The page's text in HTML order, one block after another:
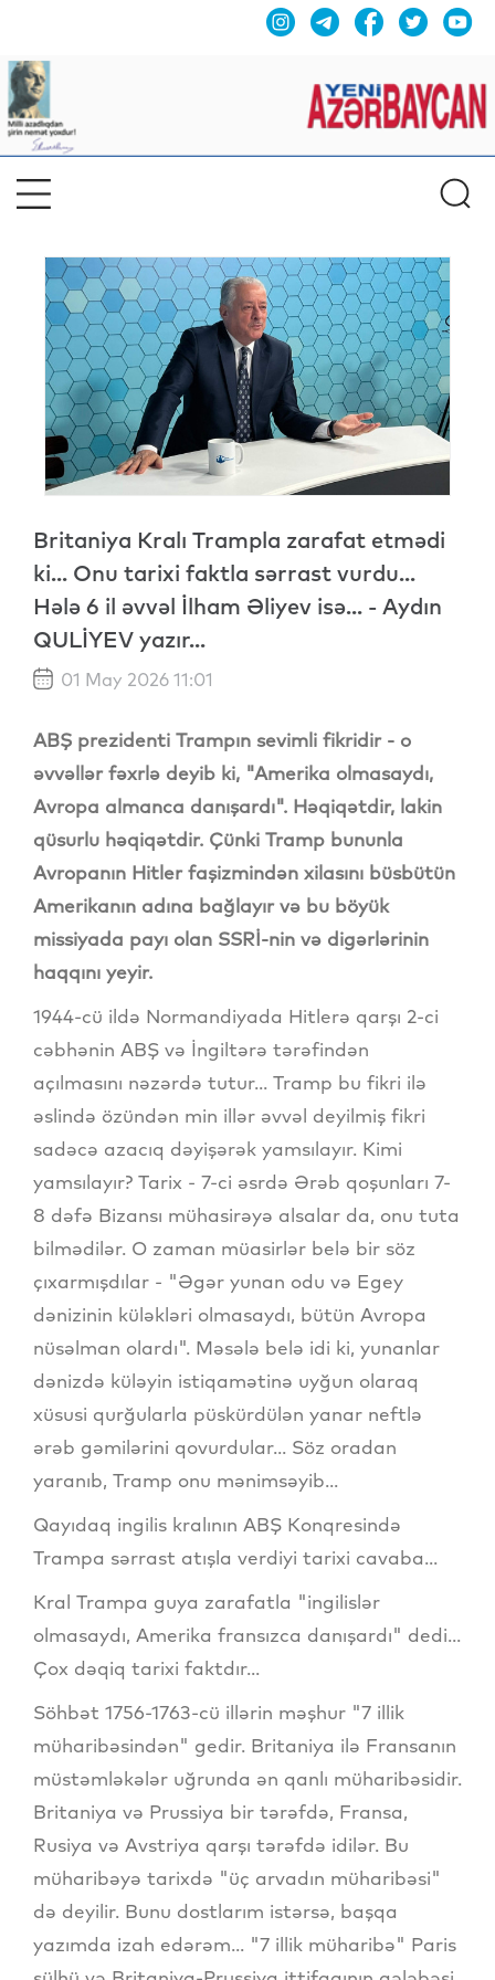
Britaniya Kralı Trampla zarafat etmədi
ki... Onu tarixi faktla sərrast vurdu...
Hələ 6 il əvvəl İlham Əliyev isə... - Aydın
QULİYEV yazır...
01 May 2026 11:01
ABŞ prezidenti Trampın sevimli fikridir - o
əvvəllər fəxrlə deyib ki, "Amerika olmasaydı,
Avropa almanca danışardı". Həqiqətdir, lakin
qüsurlu həqiqətdir. Çünki Tramp bununla
Avropanın Hitler faşizmindən xilasını büsbütün
Amerikanın adına bağlayır və bu böyük
missiyada payı olan SSRİ-nin və digərlərinin
haqqını yeyir.
1944-cü ildə Normandiyada Hitlerə qarşı 2-ci
cəbhənin ABŞ və İngiltərə tərəfindən
açılmasını nəzərdə tutur... Tramp bu fikri ilə
əslində özündən min illər əvvəl deyilmiş fikri
sadəcə azacıq dəyişərək yamsılayır. Kimi
yamsılayır? Tarix - 7-ci əsrdə Ərəb qoşunları 7-
8 dəfə Bizansı mühasirəyə alsalar da, onu tuta
bilmədilər. O zaman müasirlər belə bir söz
çıxarmışdılar - "Əgər yunan odu və Egey
dənizinin küləkləri olmasaydı, bütün Avropa
nüsəlman olardı". Məsələ belə idi ki, yunanlar
dənizdə küləyin istiqamətinə uyğun olaraq
xüsusi qurğularla püskürdülən yanar neftlə
ərəb gəmilərini qovurdular... Söz oradan
yaranıb, Tramp onu mənimsəyib...
Qayıdaq ingilis kralının ABŞ Konqresində
Trampa sərrast atışla verdiyi tarixi cavaba...
Kral Trampa guya zarafatla "ingilislər
olmasaydı, Amerika fransızca danışardı" dedi...
Çox dəqiq tarixi faktdır...
Söhbət 1756-1763-cü illərin məşhur "7 illik
müharibəsindən" gedir. Britaniya ilə Fransanın
müstəmləkələr uğrunda ən qanlı müharibəsidir.
Britaniya və Prussiya bir tərəfdə, Fransa,
Rusiya və Avstriya qarşı tərəfdə idilər. Bu
müharibəyə tarixdə "üç arvadın müharibəsi"
də deyilir. Bunu dostlarım istərsə, başqa
yazımda izah edərəm... "7 illik müharibə" Paris